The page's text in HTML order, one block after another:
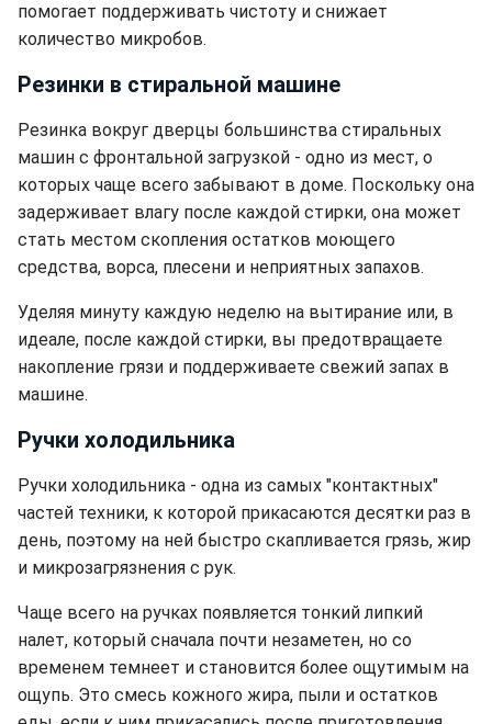
помогает поддерживать чистоту и снижает
количество микробов.
Резинки в стиральной машине
Резинка вокруг дверцы большинства стиральных
машин с фронтальной загрузкой - одно из мест, о
которых чаще всего забывают в доме. Поскольку она
задерживает влагу после каждой стирки, она может
стать местом скопления остатков моющего
средства, ворса, плесени и неприятных запахов.
Уделяя минуту каждую неделю на вытирание или, в
идеале, после каждой стирки, вы предотвращаете
накопление грязи и поддерживаете свежий запах в
машине.
Ручки холодильника
Ручки холодильника - одна из самых "контактных"
частей техники, к которой прикасаются десятки раз в
день, поэтому на ней быстро скапливается грязь, жир
и микрозагрязнения с рук.
Чаще всего на ручках появляется тонкий липкий
налет, который сначала почти незаметен, но со
временем темнеет и становится более ощутимым на
ощупь. Это смесь кожного жира, пыли и остатков